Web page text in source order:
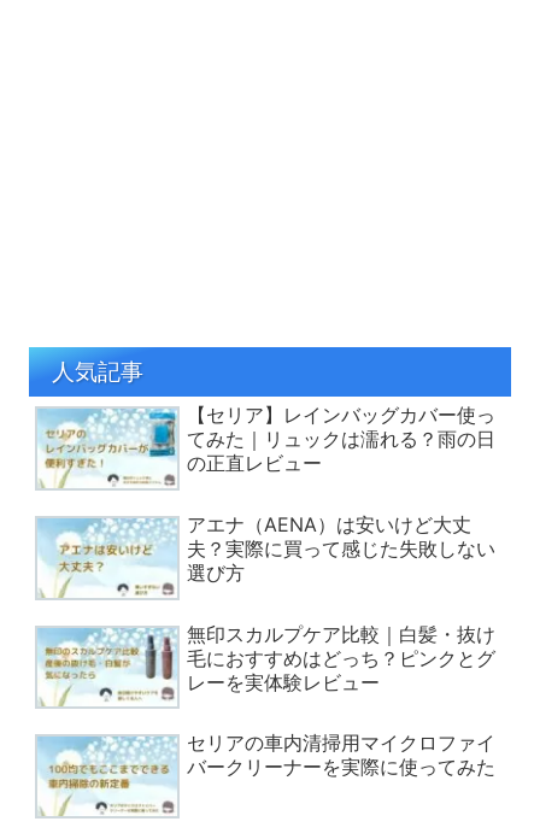
人気記事
【セリア】レインバッグカバー使っ
てみた｜リュックは濡れる？雨の日
の正直レビュー
アエナ（AENA）は安いけど大丈
夫？実際に買って感じた失敗しない
選び方
無印スカルプケア比較｜白髪・抜け
毛におすすめはどっち？ピンクとグ
レーを実体験レビュー
セリアの車内清掃用マイクロファイ
バークリーナーを実際に使ってみた